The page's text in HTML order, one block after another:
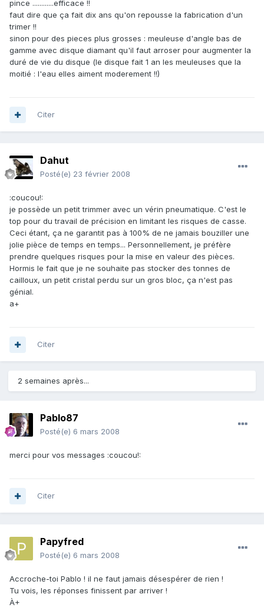
pince ............efficace !!
faut dire que ça fait dix ans qu'on repousse la fabrication d'un
trimer !!
sinon pour des pieces plus grosses : meuleuse d'angle bas de
gamme avec disque diamant qu'il faut arroser pour augmenter la
duré de vie du disque (le disque fait 1 an les meuleuses que la
moitié : l'eau elles aiment moderement !!)
Citer
Dahut
Posté(e) 23 février 2008
:coucou!:
je possède un petit trimmer avec un vérin pneumatique. C'est le
top pour du travail de précision en limitant les risques de casse.
Ceci étant, ça ne garantit pas à 100% de ne jamais bouziller une
jolie pièce de temps en temps... Personnellement, je préfère
prendre quelques risques pour la mise en valeur des pièces.
Hormis le fait que je ne souhaite pas stocker des tonnes de
cailloux, un petit cristal perdu sur un gros bloc, ça n'est pas
génial.
a+
Citer
2 semaines après...
Pablo87
Posté(e) 6 mars 2008
merci pour vos messages :coucou!:
Citer
Papyfred
Posté(e) 6 mars 2008
Accroche-toi Pablo ! il ne faut jamais désespérer de rien !
Tu vois, les réponses finissent par arriver !
À+